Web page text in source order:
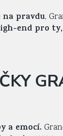
na pravdu,
end pro
a emocí.